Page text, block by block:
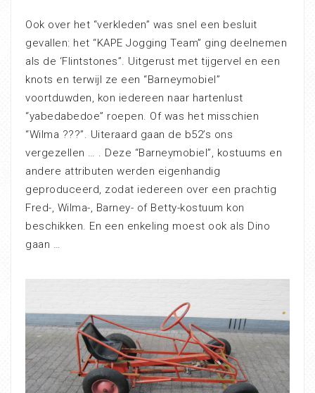
Ook over het “verkleden” was snel een besluit
gevallen: het “KAPE Jogging Team” ging deelnemen
als de ‘Flintstones”. Uitgerust met tijgervel en een
knots en terwijl ze een “Barneymobiel”
voortduwden, kon iedereen naar hartenlust
“yabedabedoe” roepen. Of was het misschien
“Wilma ???”. Uiteraard gaan de b52’s ons
vergezellen … . Deze “Barneymobiel”, kostuums en
andere attributen werden eigenhandig
geproduceerd, zodat iedereen over een prachtig
Fred-, Wilma-, Barney- of Betty-kostuum kon
beschikken. En een enkeling moest ook als Dino
gaan …